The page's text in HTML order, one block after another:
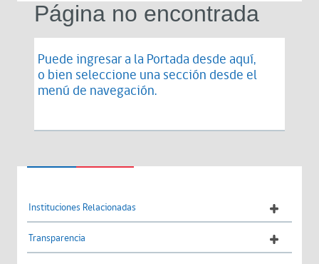
Página no encontrada
Puede ingresar a la Portada desde aquí,
o bien seleccione una sección desde el
menú de navegación.
Instituciones Relacionadas
Transparencia